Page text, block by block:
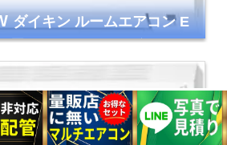
ダイキン ルームエアコン E
畳用 ホワイト 2025年モデル
トモデル ストリーマ